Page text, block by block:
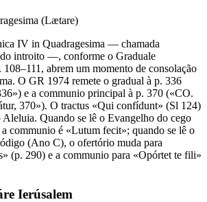
(Lætare)
IV in Quadragesima — chamada
introito —, conforme o Graduale
abrem um momento de consolação
O GR 1974 remete o gradual à p. 336
e a communio principal à p. 370 («CO.
370»). O tractus «Qui confídunt» (Sl 124)
Aleluia. Quando se lê o Evangelho do cego
communio é «Lutum fecit»; quando se lê o
(Ano C), o ofertório muda para
(p. 290) e a communio para «Opórtet te fili»
Ierúsalem